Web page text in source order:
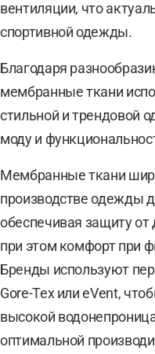
вентиляции, что
спортивной одежды.
Благодаря
мембранные ткани
стильной и трендовой
моду и
Мембранные ткани
производстве одежды
обеспечивая защиту от
при этом комфорт при
Бренды используют
Gore-Tex или eVent,
высокой
оптимальной